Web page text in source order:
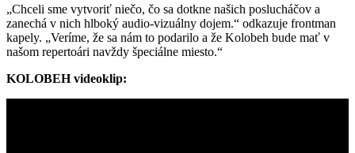
„Chceli sme vytvoriť niečo, čo sa dotkne našich poslucháčov a
zanechá v nich hlboký audio-vizuálny dojem.“ odkazuje frontman
kapely. „Veríme, že sa nám to podarilo a že Kolobeh bude mať v
našom repertoári navždy špeciálne miesto.“
KOLOBEH videoklip: